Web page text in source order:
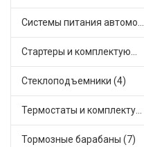
Системы питания автомобиля (4)
Стартеры и комплектующие (10)
Стеклоподъемники (4)
Термостаты и комплектующие системы охлаждения (11)
Тормозные барабаны (7)